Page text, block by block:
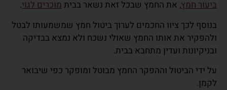
ביעור חמץ, את החמץ שבכל זאת נשאר בביתמוכרים לגוי.
בנוסף לכך ציוו החכמים לערוך ביטול חמץ שמשמעותו לבטל
ולהפקיר את אותו החמץ שאולי נשכח ולא נמצא בבדיקה
ובניקיונות ועדין מתחבא בבית.
על ידי הביטול וההפקר החמץ מבוטל ומופקר כפי שיבואר
לקמן.